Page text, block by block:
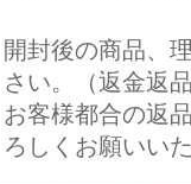
開封後の商品、
さい。（返金返
お客様都合の返
ろしくお願いい